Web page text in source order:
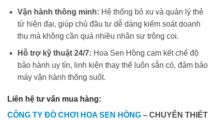
Vận hành thông minh: Hệ thống bỏ xu và quản lý thẻ
từ hiện đại, giúp chủ đầu tư dễ dàng kiểm soát doanh
thu mà không cần quá nhiều nhân sự trông coi.
Hỗ trợ kỹ thuật 24/7: Hoa Sen Hồng cam kết chế độ
bảo hành uy tín, linh kiện thay thế luôn sẵn có, đảm bảo
máy vận hành thông suốt.
Liên hệ tư vấn mua hàng:
CÔNG TY ĐỒ CHƠI HOA SEN HỒNG – CHUYÊN THIẾT